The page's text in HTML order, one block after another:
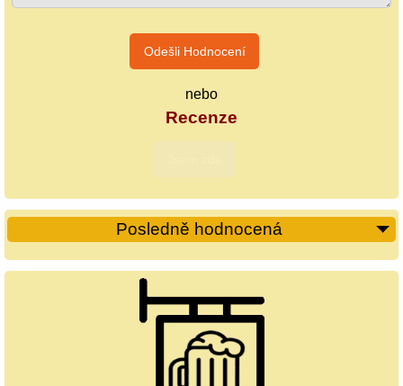
nebo
Recenze
Posledně hodnocená